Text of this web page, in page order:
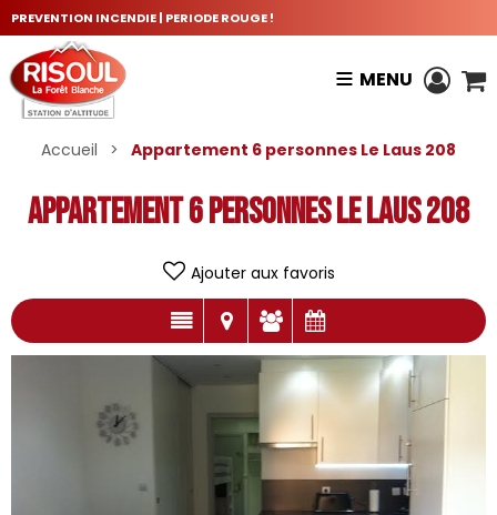
PREVENTION INCENDIE | PERIODE ROUGE !
MENU
Accueil > Appartement 6 personnes Le Laus 208
Appartement 6 personnes Le Laus 208
Ajouter aux favoris